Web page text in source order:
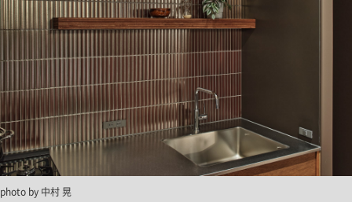
photo by 中村 晃